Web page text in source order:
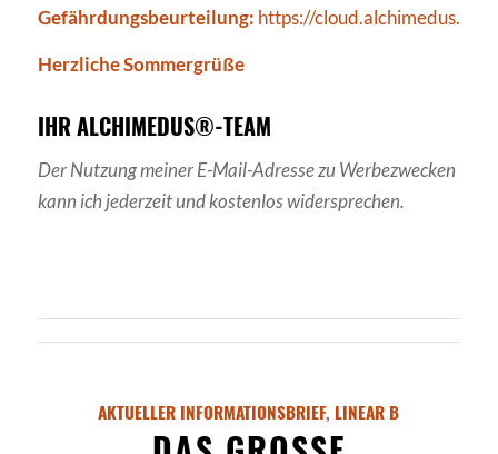
Gefährdungsbeurteilung: https://
Herzliche Sommergrüße
IHR ALCHIMEDUS®-TEAM
Der Nutzung meiner E-Mail-Adresse zu Werbezwecken
kann ich jederzeit und kostenlos widersprechen.
AKTUELLER INFORMATIONSBRIEF, LINEAR B